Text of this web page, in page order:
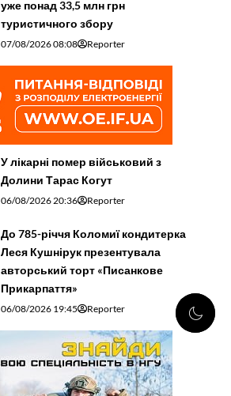
уже понад 33,5 млн грн
туристичного збору
07/08/2026 08:08 Reporter
У лікарні помер військовий з
Долини Тарас Когут
06/08/2026 20:36 Reporter
До 785-річчя Коломиї кондитерка
Леся Кушнірук презентувала
авторський торт «Писанкове
Прикарпаття»
06/08/2026 19:45 Reporter